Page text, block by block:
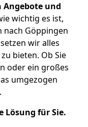
Angebote und
wichtig es ist,
nach Göppingen
wir alles
bieten. Ob Sie
oder ein großes
umgezogen
Lösung für Sie.